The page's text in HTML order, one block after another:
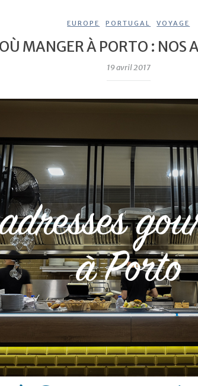
EUROPE ,PORTUGAL ,VOYAGE
OÙ MANGER À PORTO : NOS
19 avril 2017